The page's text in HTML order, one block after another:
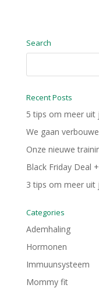
Search
Recent Posts
5 tips om meer uit
We gaan
Onze nieuwe
Black Friday Deal
3 tips om meer uit
Categories
Ademhaling
Hormonen
Immuunsysteem
Mommy fit